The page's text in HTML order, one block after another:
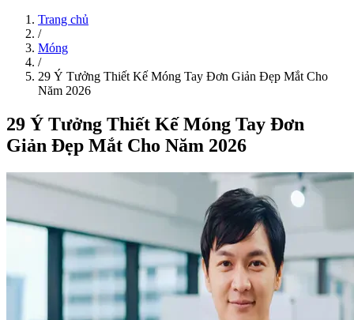
Trang chủ
/
Móng
/
29 Ý Tưởng Thiết Kế Móng Tay Đơn Giản Đẹp Mắt Cho
Năm 2026
29 Ý Tưởng Thiết Kế Móng Tay Đơn
Giản Đẹp Mắt Cho Năm 2026